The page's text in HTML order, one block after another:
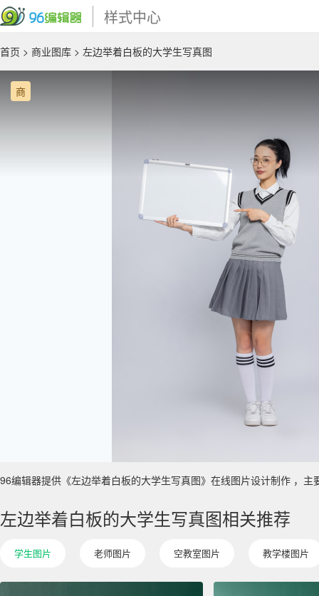
样式中心
首页 > 商业图库 > 左边举着白板的大学生写真图
商
96编辑器提供《左边举着白板的大学生写真图》在线图片设计制作 ，
左边举着白板的大学生写真图相关推荐
学生图片 老师图片 空教室图片 教学楼图片